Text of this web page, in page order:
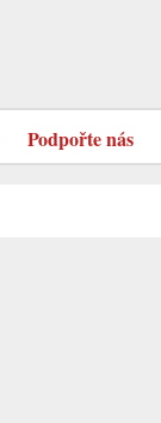
Podpořte nás